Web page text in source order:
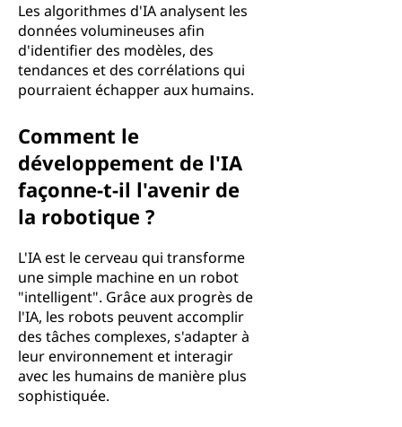
Les algorithmes d'IA analysent les
données volumineuses afin
d'identifier des modèles, des
tendances et des corrélations qui
pourraient échapper aux humains.
Comment le
développement de l'IA
façonne-t-il l'avenir de
la robotique ?
L'IA est le cerveau qui transforme
une simple machine en un robot
"intelligent". Grâce aux progrès de
l'IA, les robots peuvent accomplir
des tâches complexes, s'adapter à
leur environnement et interagir
avec les humains de manière plus
sophistiquée.